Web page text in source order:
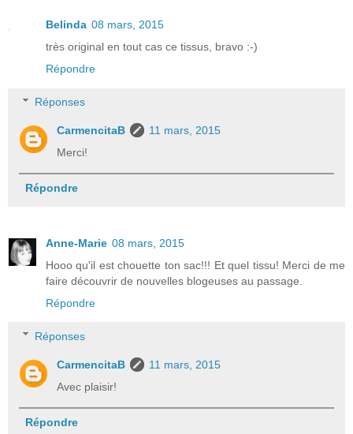
Belinda 08 mars, 2015
très original en tout cas ce tissus, bravo :-)
Répondre
Réponses
CarmencitaB
11 mars, 2015
Merci!
Répondre
Anne-Marie 08 mars, 2015
Hooo qu'il est chouette ton sac!!! Et quel tissu! Merci de me
faire découvrir de nouvelles blogeuses au passage.
Répondre
Réponses
CarmencitaB
11 mars, 2015
Avec plaisir!
Répondre